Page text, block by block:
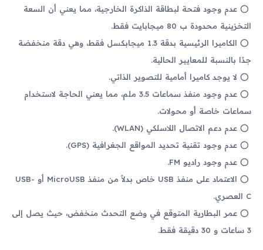
عدم وجود فتحة لبطاقة الذاكرة الخارجية، مما يعني أن السعة
التخزينية محدودة ب 80 ميجابايت فقط.
الكاميرا الرئيسية بدقة 1.3 ميجابكسل فقط، وهي دقة منخفضة
جدًا بالنسبة للمعايير الحالية.
لا يوجد كاميرا أمامية للتصوير الذاتي.
عدم وجود منفذ سماعات 3.5 ملم، مما يعني الحاجة لاستخدام
سماعات خاصة أو محولات.
عدم دعم الاتصال اللاسلكي (WLAN).
عدم وجود تقنية تحديد المواقع الجغرافية (GPS).
عدم وجود راديو FM.
الاعتماد على منفذ USB خاص بدلاً من منفذ MicroUSB أو USB-
C العصري.
عمر البطارية المتوقع في وضع التحدث منخفض، حيث يصل إلى
3 ساعات و 30 دقيقة فقط.